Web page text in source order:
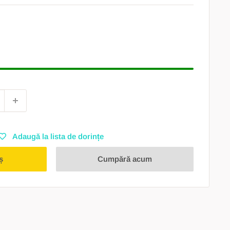
Adaugă la lista de dorințe
Cumpără acum